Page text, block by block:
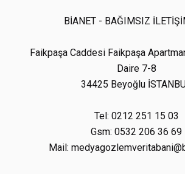
BİANET - BAĞIMSIZ
Faikpaşa Caddesi Faikpaşa
Daire 7-8
34425 Beyoğlu
Tel: 0212 251 15 03
Gsm: 0532 206 36 69
Mail: